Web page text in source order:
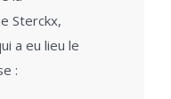
Sterckx,
a eu lieu le
: